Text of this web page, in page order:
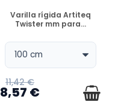
DISPONIBLE
Varilla rígida Artiteq
Twister mm para...
11,42 €
8,57 €